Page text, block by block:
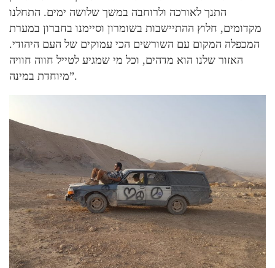
התנך לאורכה ולרוחבה במשך שלושה ימים. התחלנו
מקדומים, חלוץ ההתיישבות בשומרון וסיימנו בחברון במערת
המכפלה המקום עם השורשים הכי עמוקים של העם היהודי.
האזור שלנו הוא מדהים, וכל מי שמגיע לטייל חווה חוויה
מיוחדת במינה”.